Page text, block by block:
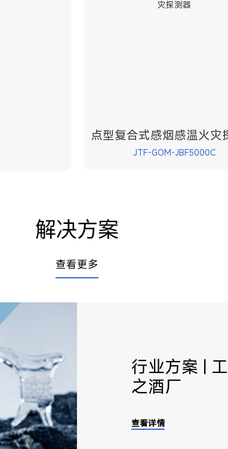
点型复合式感烟感温火灾
JTF-GOM-JBF5000C
解决方案
查看更多
行业方案 |
之酒厂
查看详情